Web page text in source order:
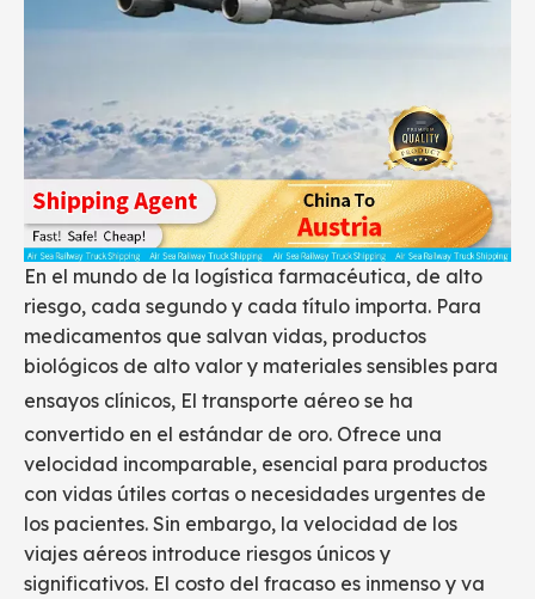
En el mundo de la logística farmacéutica, de alto
riesgo, cada segundo y cada título importa. Para
medicamentos que salvan vidas, productos
biológicos de alto valor y materiales sensibles para
ensayos clínicos, El transporte aéreo se ha
convertido en el estándar de oro. Ofrece una
velocidad incomparable, esencial para productos
con vidas útiles cortas o necesidades urgentes de
los pacientes. Sin embargo, la velocidad de los
viajes aéreos introduce riesgos únicos y
significativos. El costo del fracaso es inmenso y va